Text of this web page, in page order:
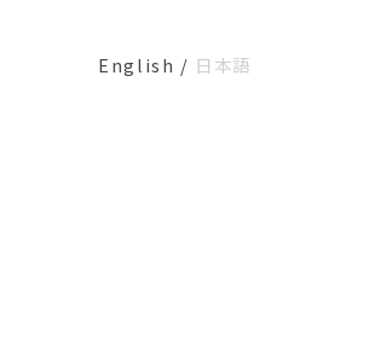
English / 日本語